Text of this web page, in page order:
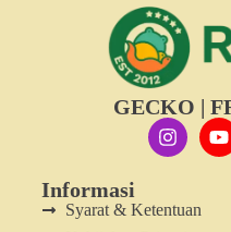
GECKO |
Informasi
Syarat & Ketentuan